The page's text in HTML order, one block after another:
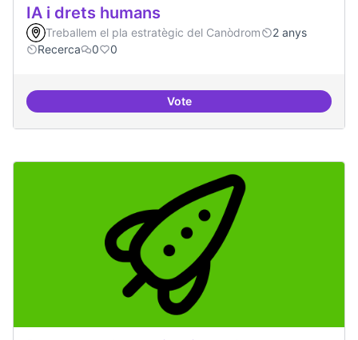
IA i drets humans
Treballem el pla estratègic del Canòdrom
2 anys
Recerca
0 0
VoteIA i drets humans